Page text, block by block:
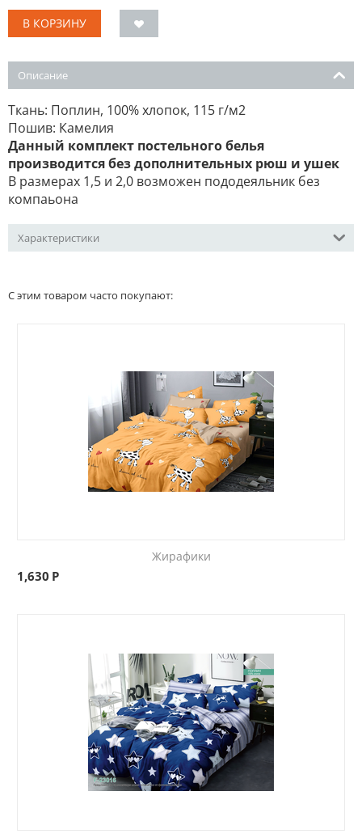
В КОРЗИНУ
Описание
Ткань: Поплин, 100% хлопок, 115 г/м2
Пошив: Камелия
Данный комплект постельного белья
производится без дополнительных рюш и ушек
В размерах 1,5 и 2,0 возможен пододеяльник без
компаьона
Характеристики
С этим товаром часто покупают:
Жирафики
1,630 Р